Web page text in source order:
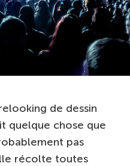
de dessin
quelque chose que
pas
récolte toutes